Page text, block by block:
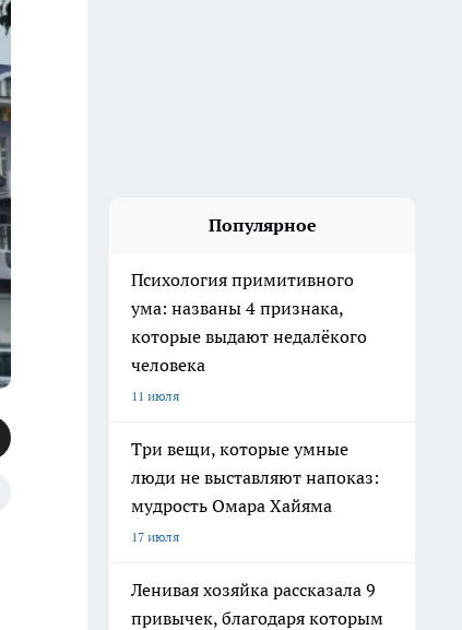
Популярное
Психология примитивного
ума: названы 4 признака,
которые выдают недалёкого
человека
11 июля
Три вещи, которые умные
люди не выставляют напоказ:
мудрость Омара Хайяма
17 июля
Ленивая хозяйка рассказала 9
привычек, благодаря которым